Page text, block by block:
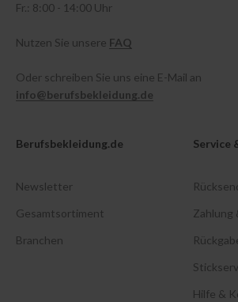
Fr.: 8:00 - 14:00 Uhr
Nutzen Sie unsere FAQ
Oder schreiben Sie uns eine E-Mail an
info@berufsbekleidung.de
Berufsbekleidung.de
Newsletter
Gesamtsortiment
Branchen
Service
Zahlung
Hilfe &